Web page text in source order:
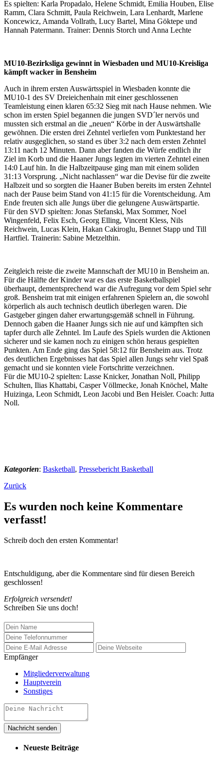
Es spielten: Karla Propadalo, Helene Schmidt, Emilia Houben, Elise
Ramm, Clara Schmitt, Paula Reichwein, Lara Lenhardt, Marlene
Koncewicz, Amanda Vollrath, Lucy Bartel, Mina Göktepe und
Hannah Patermann. Trainer: Dennis Storch und Anna Lechte
MU10-Bezirksliga gewinnt in Wiesbaden und MU10-Kreisliga
kämpft wacker in Bensheim
Auch in ihrem ersten Auswärtsspiel in Wiesbaden konnte die
MU10-1 des SV Dreieichenhain mit einer geschlossenen
Teamleistung einen klaren 65:32 Sieg mit nach Hause nehmen. Wie
schon im ersten Spiel begannen die jungen SVD´ler nervös und
mussten sich erstmal an die „neuen“ Körbe in der Auswärtshalle
gewöhnen. Die ersten drei Zehntel verliefen vom Punktestand her
relativ ausgeglichen, so stand es über 3:2 nach dem ersten Zehntel
13:11 nach 12 Minuten. Dann aber fanden die Würfe endlich ihr
Ziel im Korb und die Haaner Jungs legten im vierten Zehntel einen
14:0 Lauf hin. In die Halbzeitpause ging man mit einem soliden
31:13 Vorsprung. „Nicht nachlassen“ war die Devise für die zweite
Halbzeit und so sorgten die Haaner Buben bereits im ersten Zehntel
nach der Pause beim Stand von 41:15 für die Vorentscheidung. Am
Ende freuten sich alle Jungs über die gelungene Auswärtspartie.
Für den SVD spielten: Jonas Stefanski, Max Sommer, Noel
Wingenfeld, Felix Esch, Georg Elling, Vincent Kless, Nils
Reichwein, Lucas Klein, Hakan Cakiroglu, Bennet Stapp und Till
Hartfiel. Trainerin: Sabine Metzelthin.
Zeitgleich reiste die zweite Mannschaft der MU10 in Bensheim an.
Für die Hälfte der Kinder war es das erste Basketballspiel
überhaupt, dementsprechend war die Aufregung vor dem Spiel sehr
groß. Bensheim trat mit einigen erfahrenen Spielern an, die sowohl
körperlich als auch technisch deutlich überlegen waren. Die
Gastgeber gingen daher erwartungsgemäß schnell in Führung.
Dennoch gaben die Haaner Jungs sich nie auf und kämpften sich
tapfer durch alle Zehntel. Im Laufe des Spiels wurden die Aktionen
sicherer und sie kamen noch zu einigen schön heraus gespielten
Punkten. Am Ende ging das Spiel 58:12 für Bensheim aus. Trotz
des deutlichen Ergebnisses hat das Spiel allen Jungs sehr viel Spaß
gemacht und sie konnten viele Fortschritte verzeichnen.
Für die MU10-2 spielten: Lasse Knicker, Jonathan Noll, Philipp
Schulten, Ilias Khattabi, Casper Völlmecke, Jonah Knöchel, Malte
Huizinga, Leon Schmidt, Leon Jacobi und Ben Heisler. Coach: Jutta
Noll.
Kategorien: Basketball, Pressebericht Basketball
Zurück
Es wurden noch keine Kommentare
verfasst!
Schreib doch den ersten Kommentar!
Entschuldigung, aber die Kommentare sind für diesen Bereich
geschlossen!
Erfolgreich versendet!
Schreiben Sie uns doch!
Empfänger
Mitgliederverwaltung
Hauptverein
Sonstiges
Neueste Beiträge